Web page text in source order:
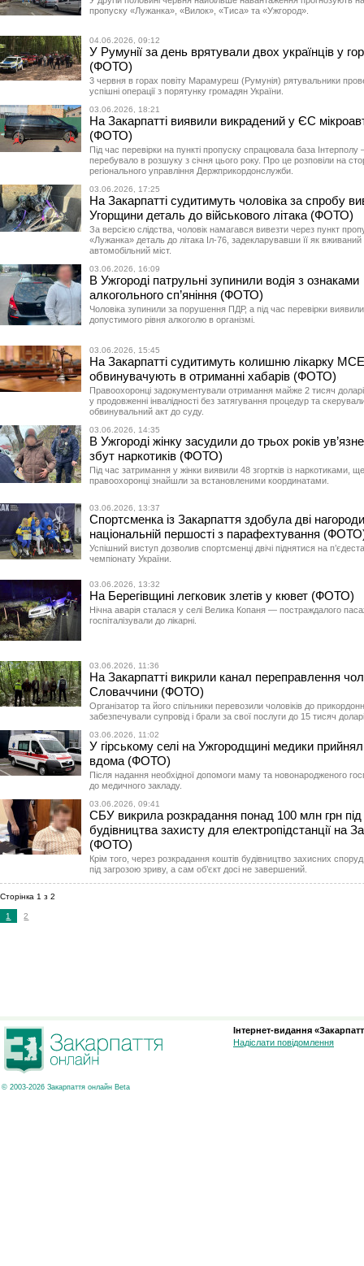
пропуску «Лужанка», «Вилок», «Тиса» та «Ужгород».
04.06.2026, 09:12
У Румунії за день врятували двох українців у
(ФОТО)
3 червня в горах повіту Марамуреш (Румунія) рятувальники
успішні операції з порятунку громадян України.
03.06.2026, 18:21
На Закарпатті виявили викрадений у ЄС
(ФОТО)
Під час перевірки на пункті пропуску спрацювала база
перебувало в розшуку з січня цього року. Про це розповіли на
регіонального управління Держприкордонслужби.
03.06.2026, 17:25
На Закарпатті судитимуть чоловіка за спробу
Угорщини деталь до військового літака (ФОТО)
За версією слідства, чоловік намагався вивезти через пункт
«Лужанка» деталь до літака Іл-76, задекларувавши її як вживаний
автомобільний міст.
03.06.2026, 16:09
В Ужгороді патрульні зупинили водія з ознаками
алкогольного сп’яніння (ФОТО)
Чоловіка зупинили за порушення ПДР, а під час перевірки
допустимого рівня алкоголю в організмі.
03.06.2026, 15:45
На Закарпатті судитимуть колишню лікарку
обвинувачують в отриманні хабарів (ФОТО)
Правоохоронці задокументували отримання майже 2 тисяч
у продовженні інвалідності без затягування процедур та
обвинувальний акт до суду.
03.06.2026, 14:35
В Ужгороді жінку засудили до трьох років
збут наркотиків (ФОТО)
Під час затримання у жінки виявили 48 згортків із наркотиками,
правоохоронці знайшли за встановленими координатами.
03.06.2026, 13:37
Спортсменка із Закарпаття здобула дві
національній першості з парафехтування
Успішний виступ дозволив спортсменці двічі піднятися на
чемпіонату України.
03.06.2026, 13:32
На Берегівщині легковик злетів у кювет (ФОТО)
Нічна аварія сталася у селі Велика Копаня — постраждалого
госпіталізували до лікарні.
03.06.2026, 11:36
На Закарпатті викрили канал переправлення
Словаччини (ФОТО)
Організатор та його спільники перевозили чоловіків до
забезпечували супровід і брали за свої послуги до 15 тисяч
03.06.2026, 11:02
У гірському селі на Ужгородщині медики
вдома (ФОТО)
Після надання необхідної допомоги маму та новонародженого
до медичного закладу.
03.06.2026, 09:41
СБУ викрила розкрадання понад 100 млн грн під
будівництва захисту для електропідстанції на
(ФОТО)
Крім того, через розкрадання коштів будівництво захисних
під загрозою зриву, а сам об’єкт досі не завершений.
Сторінка 1 з 2
1 2
© 2003-2026 Закарпаття онлайн Beta
Інтернет-видання
Надіслати повідомлення